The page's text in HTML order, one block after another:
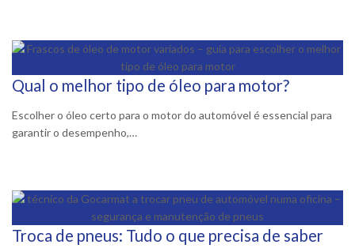
8 Setembro, 2025
Qual o melhor tipo de óleo para motor?
Escolher o óleo certo para o motor do automóvel é essencial para
garantir o desempenho,…
3 Setembro, 2025
Troca de pneus: Tudo o que precisa de saber